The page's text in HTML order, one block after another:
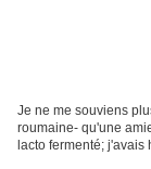
Je ne me souviens
roumaine- qu'une
lacto fermenté;